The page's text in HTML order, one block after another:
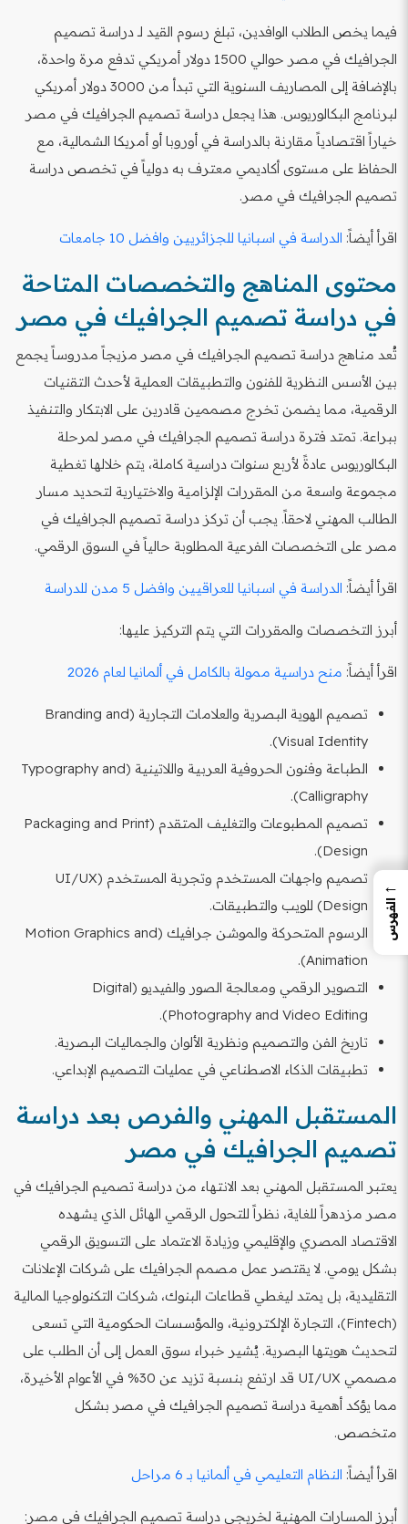
فيما يخص الطلاب الوافدين، تبلغ رسوم القيد لـ دراسة تصميم
الجرافيك في مصر حوالي 1500 دولار أمريكي تدفع مرة واحدة،
بالإضافة إلى المصاريف السنوية التي تبدأ من 3000 دولار أمريكي
لبرنامج البكالوريوس. هذا يجعل دراسة تصميم الجرافيك في مصر
خياراً اقتصادياً مقارنة بالدراسة في أوروبا أو أمريكا الشمالية، مع
الحفاظ على مستوى أكاديمي معترف به دولياً في تخصص دراسة
تصميم الجرافيك في مصر.
اقرأ أيضاً: الدراسة في اسبانيا للجزائريين وافضل 10 جامعات
محتوى المناهج والتخصصات المتاحة
في دراسة تصميم الجرافيك في مصر
تُعد مناهج دراسة تصميم الجرافيك في مصر مزيجاً مدروساً يجمع
بين الأسس النظرية للفنون والتطبيقات العملية لأحدث التقنيات
الرقمية، مما يضمن تخرج مصممين قادرين على الابتكار والتنفيذ
ببراعة. تمتد فترة دراسة تصميم الجرافيك في مصر لمرحلة
البكالوريوس عادةً لأربع سنوات دراسية كاملة، يتم خلالها تغطية
مجموعة واسعة من المقررات الإلزامية والاختيارية لتحديد مسار
الطالب المهني لاحقاً. يجب أن تركز دراسة تصميم الجرافيك في
مصر على التخصصات الفرعية المطلوبة حالياً في السوق الرقمي.
اقرأ أيضاً: الدراسة في اسبانيا للعراقيين وافضل 5 مدن للدراسة
أبرز التخصصات والمقررات التي يتم التركيز عليها:
اقرأ أيضاً: منح دراسية ممولة بالكامل في ألمانيا لعام 2026
تصميم الهوية البصرية والعلامات التجارية (Branding and
Visual Identity).
الطباعة وفنون الحروفية العربية واللاتينية (Typography and
Calligraphy).
تصميم المطبوعات والتغليف المتقدم (Packaging and Print
Design).
تصميم واجهات المستخدم وتجربة المستخدم (UI/UX
Design) للويب والتطبيقات.
الرسوم المتحركة والموشن جرافيك (Motion Graphics and
Animation).
التصوير الرقمي ومعالجة الصور والفيديو (Digital
Photography and Video Editing).
تاريخ الفن والتصميم ونظرية الألوان والجماليات البصرية.
تطبيقات الذكاء الاصطناعي في عمليات التصميم الإبداعي.
المستقبل المهني والفرص بعد دراسة
تصميم الجرافيك في مصر
يعتبر المستقبل المهني بعد الانتهاء من دراسة تصميم الجرافيك في
مصر مزدهراً للغاية، نظراً للتحول الرقمي الهائل الذي يشهده
الاقتصاد المصري والإقليمي وزيادة الاعتماد على التسويق الرقمي
بشكل يومي. لا يقتصر عمل مصمم الجرافيك على شركات الإعلانات
التقليدية، بل يمتد ليغطي قطاعات البنوك، شركات التكنولوجيا المالية
(Fintech)، التجارة الإلكترونية، والمؤسسات الحكومية التي تسعى
لتحديث هويتها البصرية. يُشير خبراء سوق العمل إلى أن الطلب على
مصممي UI/UX قد ارتفع بنسبة تزيد عن 30% في الأعوام الأخيرة،
مما يؤكد أهمية دراسة تصميم الجرافيك في مصر بشكل
متخصص.
اقرأ أيضاً: النظام التعليمي في ألمانيا بـ 6 مراحل
أبرز المسارات المهنية لخريجي دراسة تصميم الجرافيك في مصر:
←
الفهرس